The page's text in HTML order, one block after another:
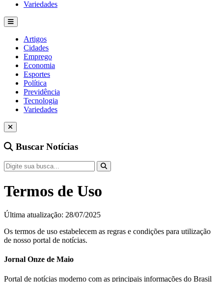
Variedades
Artigos
Cidades
Emprego
Economia
Esportes
Política
Previdência
Tecnologia
Variedades
Buscar Notícias
Termos de Uso
Última atualização: 28/07/2025
Os termos de uso estabelecem as regras e condições para utilização
de nosso portal de notícias.
Jornal Onze de Maio
Portal de notícias moderno com as principais informações do Brasil